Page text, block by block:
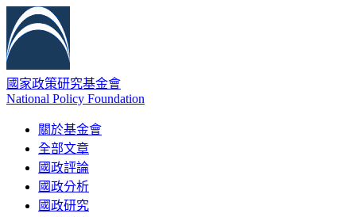
國家政策研究基金會
National Policy Foundation
關於基金會
全部文章
國政評論
國政分析
國政研究